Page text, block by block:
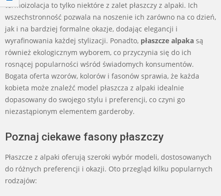
termoizolacja to tylko niektóre z zalet płaszczy z alpaki. Ich
wszechstronność pozwala na noszenie ich zarówno na co dzień,
jak i na bardziej formalne okazje, dodając elegancji i
wyrafinowania każdej stylizacji. Ponadto, płaszcze alpaka są
również ekologicznym wyborem, co przyczynia się do ich
rosnącej popularności wśród świadomych konsumentów.
Bogata oferta wzorów, kolorów i fasonów sprawia, że każda
kobieta może znaleźć model płaszcza z alpaki idealnie
dopasowany do swojego stylu i preferencji, co czyni go
niezastąpionym elementem garderoby.
Poznaj ciekawe fasony płaszczy
Płaszcze z alpaki oferują szeroki wybór modeli, dostosowanych
do różnych preferencji i okazji. Oto przegląd kilku popularnych
rodzajów: